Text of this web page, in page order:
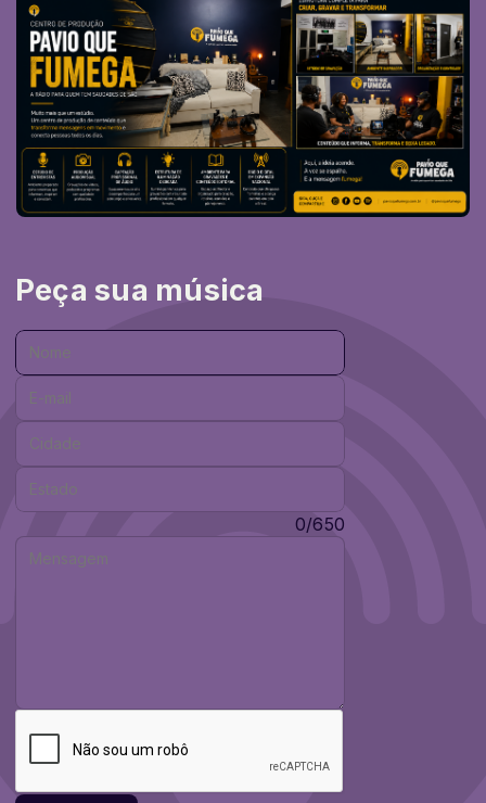
Peça sua música
Nome:
E-mail:
Cidade:
Estado:
0/650